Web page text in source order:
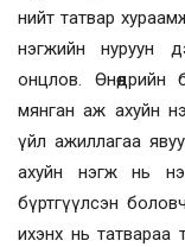
нийт татвар
нэгжийн нуруун
онцлов.
мянган аж ахуйн
үйл ажиллагаа
ахуйн нэгж нь
бүртгүүлсэн
ихэнх нь татвараа